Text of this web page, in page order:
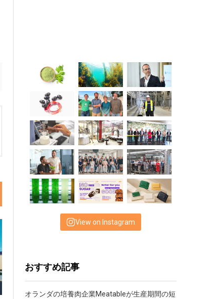
View on Instagram
おすすめ記事
オランダの培養肉企業Meatableが生産期間の短